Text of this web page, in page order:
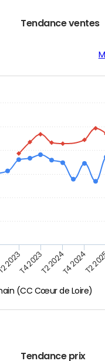
Tendance ventes
(CC Cœur de Loire)
2023T4 2023T2 2024T4 2024T2
Tendance prix